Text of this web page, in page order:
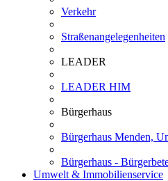
Verkehr
Straßenangelegenheiten
LEADER
LEADER HIM
Bürgerhaus
Bürgerhaus Menden,
Bürgerhaus -
Umwelt & Immobilienservice